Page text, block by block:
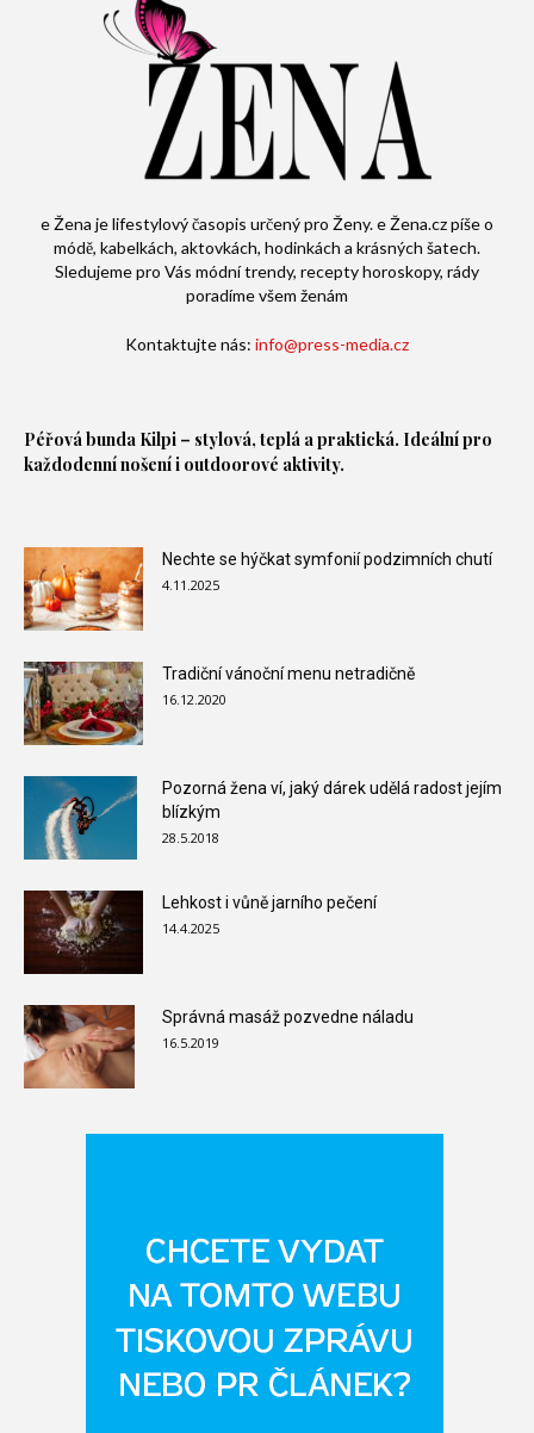
e Žena je lifestylový časopis určený pro Ženy. e Žena.cz píše o
módě, kabelkách, aktovkách, hodinkách a krásných šatech.
Sledujeme pro Vás módní trendy, recepty horoskopy, rády
poradíme všem ženám
Kontaktujte nás: info@press-media.cz
Péřová bunda Kilpi – stylová, teplá a praktická. Ideální pro
každodenní nošení i outdoorové aktivity.
Nechte se hýčkat symfonií podzimních chutí
4.11.2025
Tradiční vánoční menu netradičně
16.12.2020
Pozorná žena ví, jaký dárek udělá radost jejím
blízkým
28.5.2018
Lehkost i vůně jarního pečení
14.4.2025
Správná masáž pozvedne náladu
16.5.2019